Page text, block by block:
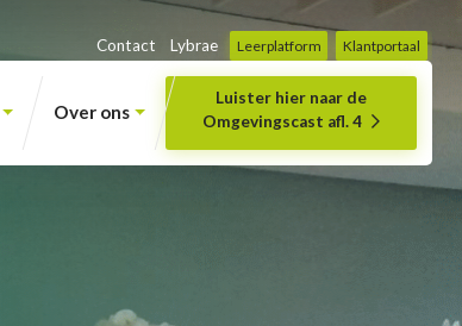
Contact Lybrae Leerplatform Klantportaal
Over ons
Luister hier naar de
Omgevingscast afl. 4